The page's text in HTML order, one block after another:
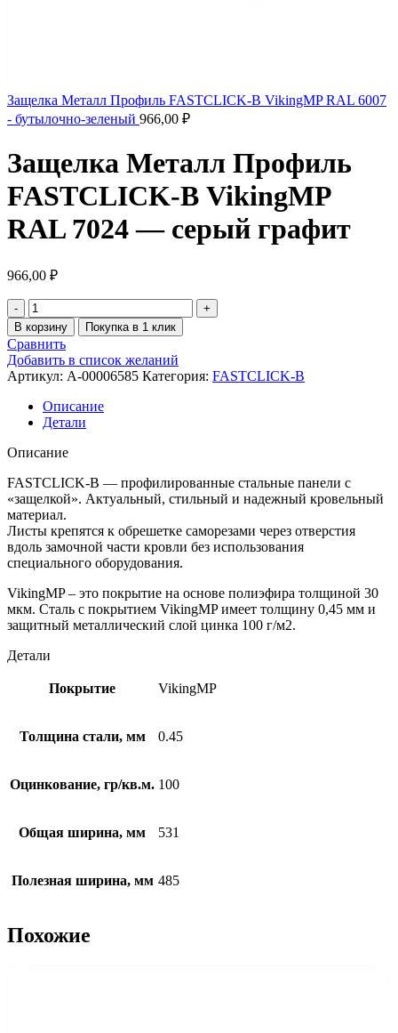
Защелка Металл Профиль FASTCLICK-В VikingMP RAL 6007
- бутылочно-зеленый 966,00 ₽
Защелка Металл Профиль
FASTCLICK-В VikingMP
RAL 7024 — серый графит
966,00 ₽
В корзину Покупка в 1 клик
Сравнить
Добавить в список желаний
Артикул: A-00006585 Категория: FASTCLICK-B
Описание
Детали
Описание
FASTCLICK-В — профилированные стальные панели с
«защелкой». Актуальный, стильный и надежный кровельный
материал.
Листы крепятся к обрешетке саморезами через отверстия
вдоль замочной части кровли без использования
специального оборудования.
VikingMP – это покрытие на основе полиэфира толщиной 30
мкм. Сталь с покрытием VikingMP имеет толщину 0,45 мм и
защитный металлический слой цинка 100 г/м2.
Детали
Покрытие VikingMP
Толщина стали, мм 0.45
Оцинкование, гр/кв.м. 100
Общая ширина, мм 531
Полезная ширина, мм 485
Похожие